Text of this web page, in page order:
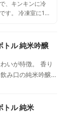
、キンキンに冷
す。 冷凍室に1時
れました。
トル 純米吟醸
いが特徴。 香り
み口の純米吟醸酒
トル 純米